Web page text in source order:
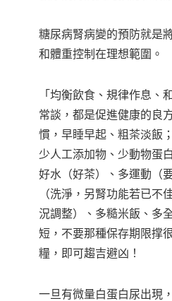
糖尿病腎病變的預防就是
和體重控制在理想範圍。
「均衡飲食、規律作息、
常談，都是促進健康的良
慣，早睡早起、粗茶淡飯
少人工添加物、少動物蛋
好水（好茶）、多運動（
（洗淨，另腎功能若已不
況調整）、多糙米飯、多
短，不要那種保存期限撑
糧，即可趨吉避凶！
一旦有微量白蛋白尿出現